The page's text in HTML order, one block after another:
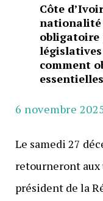
Côte
nationalité
obligatoire
comment
essentielles
6 novembre
Le samedi 27
retourneront aux
président de la